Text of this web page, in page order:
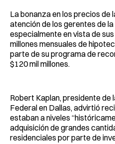
La bonanza en los precios de
atención de los gerentes de
especialmente en vista de
millones mensuales de
parte de su programa de
$120 mil millones.
Robert Kaplan, presidente de
Federal en Dallas, advirtió
estaban a niveles
adquisición de grandes
residenciales por parte de